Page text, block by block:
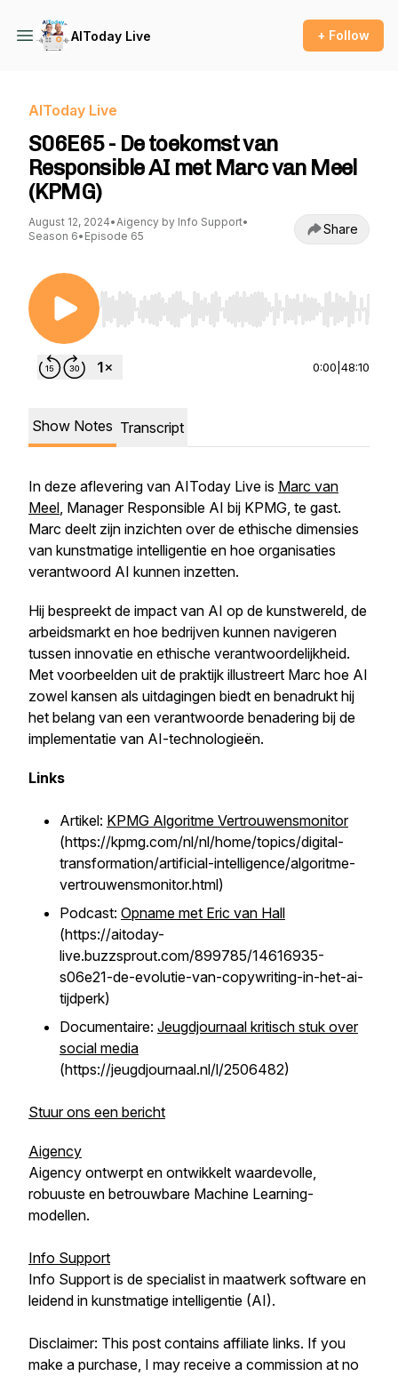
AIToday Live + Follow
AIToday Live
S06E65 - De toekomst van
Responsible AI met Marc van Meel
(KPMG)
August 12, 2024•Aigency by Info Support•
Season 6• Episode 65 Share
Use Left/Right to seek, Home/End to jump to
0:00 48:10
Show Notes Transcript
In deze aflevering van AIToday Live is Marc van
Meel, Manager Responsible AI bij KPMG, te gast.
Marc deelt zijn inzichten over de ethische dimensies
van kunstmatige intelligentie en hoe organisaties
verantwoord AI kunnen inzetten.
Hij bespreekt de impact van AI op de kunstwereld, de
arbeidsmarkt en hoe bedrijven kunnen navigeren
tussen innovatie en ethische verantwoordelijkheid.
Met voorbeelden uit de praktijk illustreert Marc hoe AI
zowel kansen als uitdagingen biedt en benadrukt hij
het belang van een verantwoorde benadering bij de
implementatie van AI-technologieën.
Links
Artikel: KPMG Algoritme Vertrouwensmonitor
(https://kpmg.com/nl/nl/home/topics/digital-
transformation/artificial-intelligence/algoritme-
vertrouwensmonitor.html)
Podcast: Opname met Eric van Hall
(https://aitoday-
live.buzzsprout.com/899785/14616935-
s06e21-de-evolutie-van-copywriting-in-het-ai-
tijdperk)
Documentaire: Jeugdjournaal kritisch stuk over
social media
(https://jeugdjournaal.nl/l/2506482)
Stuur ons een bericht
Aigency
Aigency ontwerpt en ontwikkelt waardevolle,
robuuste en betrouwbare Machine Learning-
modellen.
Info Support
Info Support is de specialist in maatwerk software en
leidend in kunstmatige intelligentie (AI).
Disclaimer: This post contains affiliate links. If you
make a purchase, I may receive a commission at no